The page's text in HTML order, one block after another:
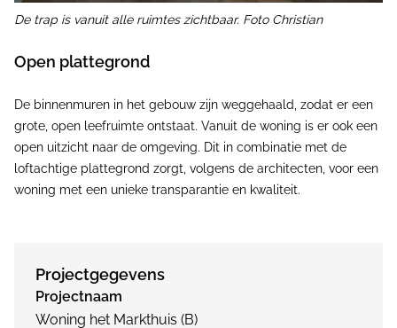
De trap is vanuit alle ruimtes zichtbaar. Foto Christian
Open plattegrond
De binnenmuren in het gebouw zijn weggehaald, zodat er een
grote, open leefruimte ontstaat. Vanuit de woning is er ook een
open uitzicht naar de omgeving. Dit in combinatie met de
loftachtige plattegrond zorgt, volgens de architecten, voor een
woning met een unieke transparantie en kwaliteit.
Projectgegevens
Projectnaam
Woning het Markthuis (B)